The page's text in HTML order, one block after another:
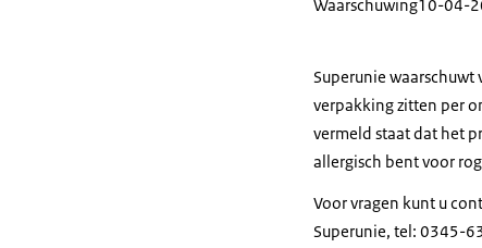
Waarschuwing10-04-
Superunie waarschuwt
verpakking zitten per
vermeld staat dat het
allergisch bent voor
Voor vragen kunt u
Superunie, tel: 0345-